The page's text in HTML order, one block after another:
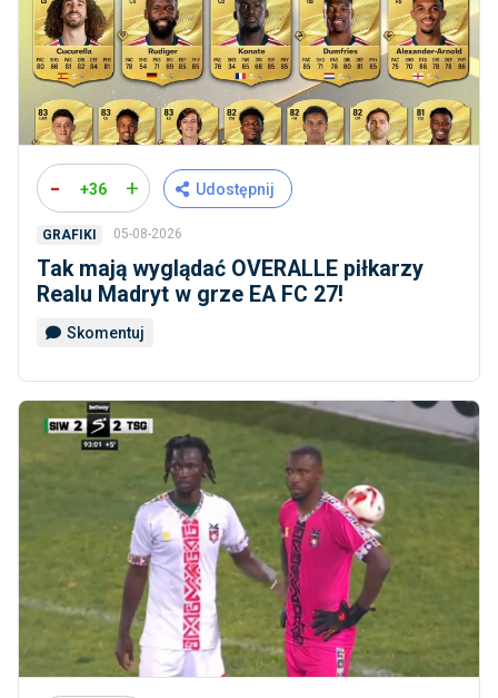
- +36 + Udostępnij
GRAFIKI 05-08-2026
Tak mają wyglądać OVERALLE piłkarzy
Realu Madryt w grze EA FC 27!
Skomentuj